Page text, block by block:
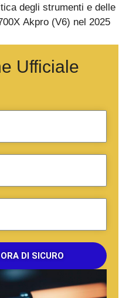
degli strumenti e delle
Akpro (V6) nel 2025
Ufficiale
DI SICURO